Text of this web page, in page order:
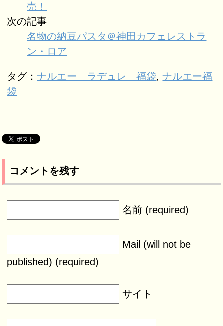
売！
次の記事
名物の納豆パスタ＠神田カフェレストラ
ン・ロア
タグ：ナルエー ラデュレ 福袋,ナルエー福
袋
コメントを残す
名前 (required)
Mail (will not be
published) (required)
サイト